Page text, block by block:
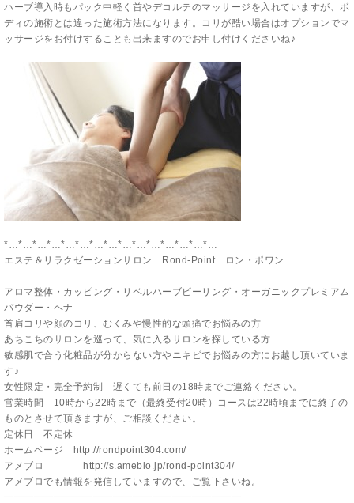
ハーブ導入時もパック中軽く首やデコルテのマッサージを入れていますが、ボ
ディの施術とは違った施術方法になります。コリが酷い場合はオプションでマ
ッサージをお付けすることも出来ますのでお申し付けくださいね♪
*…*…*…*…*…*…*…*…*…*…*…*…*…*…*…
エステ＆リラクゼーションサロン Rond-Point ロン・ポワン
アロマ整体・カッピング・リベルハーブピーリング・オーガニックプレミアム
パウダー・ヘナ
首肩コリや顔のコリ、むくみや慢性的な頭痛でお悩みの方
あちこちのサロンを巡って、気に入るサロンを探している方
敏感肌で合う化粧品が分からない方やニキビでお悩みの方にお越し頂いていま
す♪
女性限定・完全予約制 遅くても前日の18時までご連絡ください。
営業時間 10時から22時まで（最終受付20時）コースは22時頃までに終了の
ものとさせて頂きますが、ご相談ください。
定休日 不定休
ホームページ
http://rondpoint304.com/
アメブロ
http://s.ameblo.jp/rond-point304/
アメブロでも情報を発信していますので、ご覧下さいね。
━━━━━━━━━━━━━━━━━━━━━━━━